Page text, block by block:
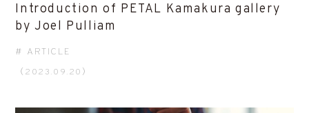
Introduction of PETAL Kamakura gallery
by Joel Pulliam
ARTICLE
（2023.09.20）